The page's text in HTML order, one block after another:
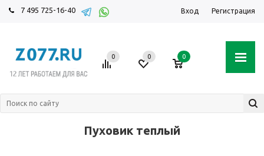
7 495 725-16-40 Вход Регистрация
0 0 0
Пуховик теплый